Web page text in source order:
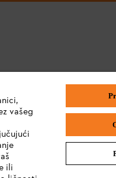
Pitanja o
Uputstva za
vašeg
ili